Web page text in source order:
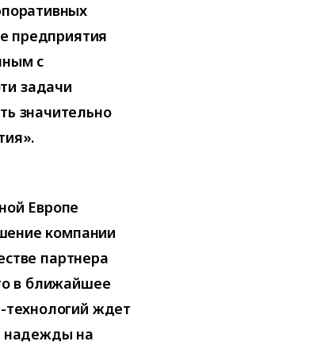
предприятия
с
задачи
значительно
Европе
компании
партнера
в ближайшее
технологий ждет
надежды на